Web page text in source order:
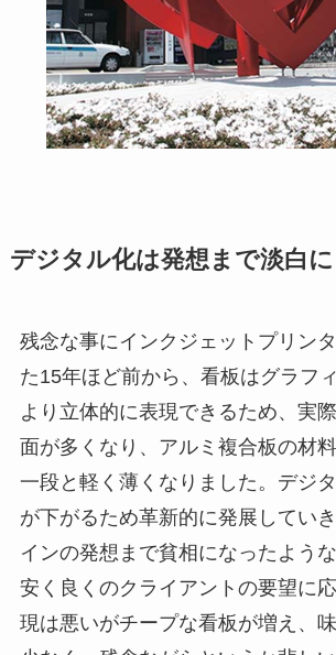
デジタル化は発想まで淡白
残念な事にインクジェットプリン
た15年ほど前から、看板はグラフ
より立体的に表現できるため、実
面が多くなり、アルミ複合板の材
一段と軽く薄くなりました。デジ
が下がるため革新的に発展してい
インの発想まで貧相になったような
安く良くのクライアントの要望に
現は悪いがチープな看板が増え、